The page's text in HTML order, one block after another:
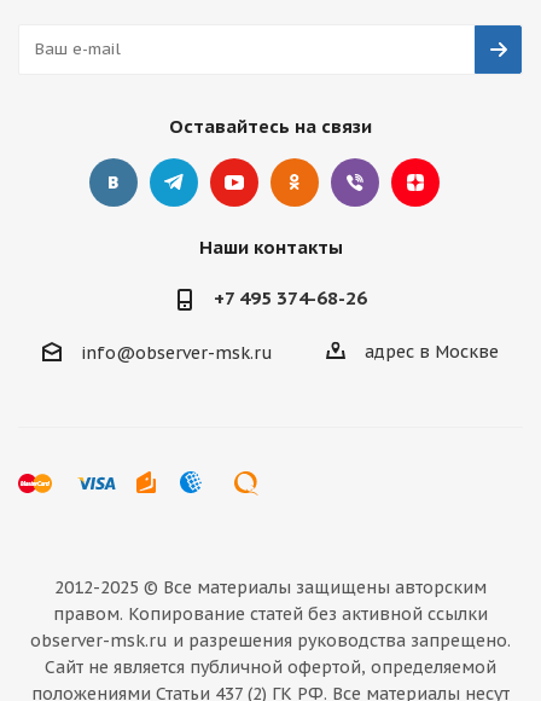
Оставайтесь на связи
Наши контакты
+7 495 374-68-26
info@observer-msk.ru адрес в Москве
2012-2025 © Все материалы защищены авторским
правом. Копирование статей без активной ссылки
observer-msk.ru и разрешения руководства запрещено.
Сайт не является публичной офертой, определяемой
положениями Статьи 437 (2) ГК РФ. Все материалы несут